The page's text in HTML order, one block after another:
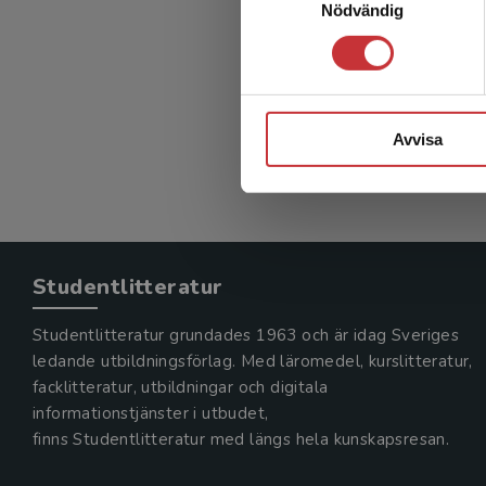
Nödvändig
Avvisa
Studentlitteratur
Studentlitteratur grundades 1963 och är idag Sveriges
ledande utbildningsförlag. Med läromedel, kurslitteratur,
facklitteratur, utbildningar och digitala
informationstjänster i utbudet,
finns Studentlitteratur med längs hela kunskapsresan.